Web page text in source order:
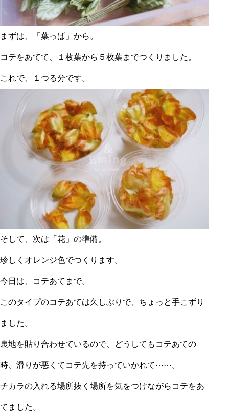
まずは、「葉っぱ」から。
コテをあてて、１枚葉から５枚葉までつくりました。
これで、１つる分です。
そして、次は「花」の準備。
珍しくオレンジ色でつくります。
今日は、コテあてまで。
このタイプのコテあては久しぶりで、ちょっと手こずり
ました。
裏地を貼り合わせているので、どうしてもコテあての
時、滑りが悪くてコテ先を持っていかれて⋯⋯。
チカラの入れる場所抜く場所を気をつけながらコテをあ
てました。